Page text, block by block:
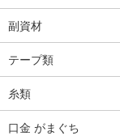
副資材
テープ類
糸類
口金 がまぐち